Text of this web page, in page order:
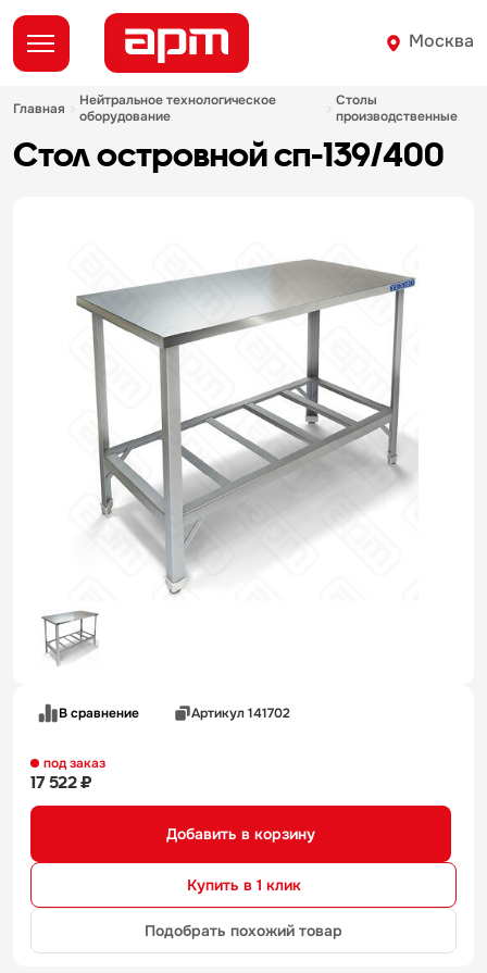
Москва
главная
нейтральное технологическое
оборудование
столы
производственные
стол островной сп-139/400
В сравнение Артикул 141702
под заказ
17 522 ₽
Добавить в корзину
Купить в 1 клик
Подобрать похожий товар